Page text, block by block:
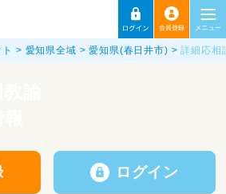
愛知県全域 愛知県(春日井市) 詳細応相
ログイン